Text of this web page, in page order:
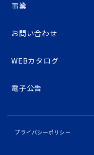
事業
お問い合わせ
WEBカタログ
電子公告
プライバシーポリシー